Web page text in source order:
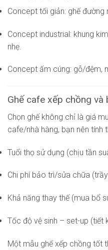
Concept tối giản: ghế đường
Concept industrial: khung
nhẹ.
Concept ấm cúng: gỗ/đệm,
Ghế cafe xếp chồng và
Chọn ghế không chỉ là giá
cafe/nhà hàng, bạn nên tính
Tuổi thọ sử dụng (chịu tần
Chi phí bảo trì/sửa chữa
Khả năng thay thế (mua bổ
Tốc độ vệ sinh – set-up (tiết
Một mẫu ghế xếp chồng tốt